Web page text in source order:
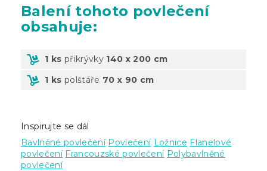
Balenítohoto povlečení
obsahuje:
1 ks přikrývky 140 x 200 cm
1 ks polštáře 70 x 90 cm
Inspirujte se dál
Bavlněné povlečení Povlečení Ložnice Flanelové
povlečení Francouzské povlečení Polybavlněné
povlečení